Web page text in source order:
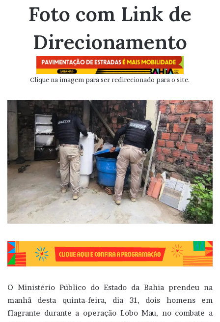
mail
Foto com Link de
Direcionamento
Clique na imagem para ser redirecionado para o site.
O Ministério Público do Estado da Bahia prendeu na
manhã desta quinta-feira, dia 31, dois homens em
flagrante durante a operação Lobo Mau, no combate a